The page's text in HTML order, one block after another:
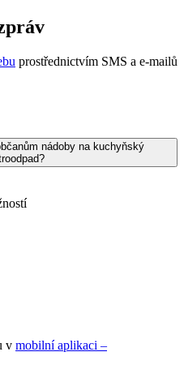
prostřednictvím SMS a e-mailů
nádoby na kuchyňský
v mobilní aplikaci –